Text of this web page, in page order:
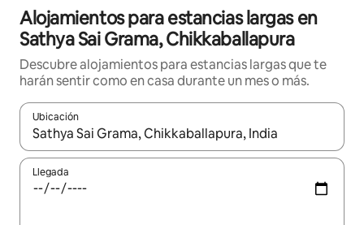
Alojamientos para estancias largas en
Sathya Sai Grama, Chikkaballapura
Descubre alojamientos para estancias largas que te
harán sentir como en casa durante un mes o más.
Ubicación
Cuando los resultados estén disponibles, podrás navegar
Llegada